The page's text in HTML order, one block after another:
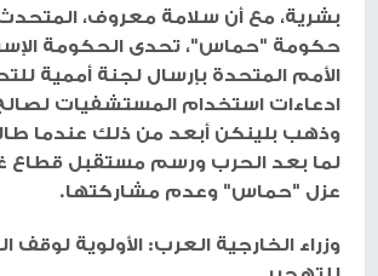
بشرية، مع أن سلامة معروف،
حكومة "حماس"، تحدى الحكومة
الأمم المتحدة بإرسال لجنة أممية
ادعاءات استخدام المستشفيات
وذهب بلينكن أبعد من ذلك عندما
لما بعد الحرب ورسم مستقبل قطاع
عزل "حماس" وعدم مشاركتها.
وزراء الخارجية العرب: الأولوية لوقف